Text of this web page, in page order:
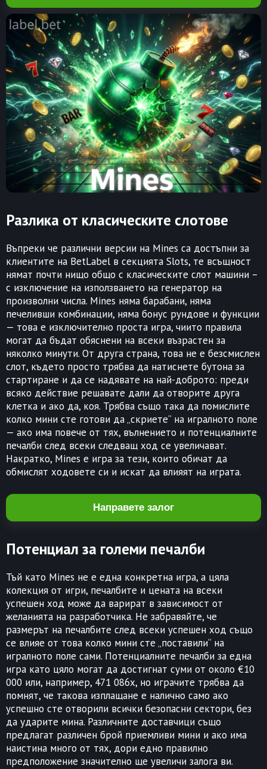
Разлика от класическите слотове
Въпреки че различни версии на Mines са достъпни за
клиентите на BetLabel в секцията Slots, те всъщност
нямат почти нищо общо с класическите слот машини –
с изключение на използването на генератор на
произволни числа. Mines няма барабани, няма
печеливши комбинации, няма бонус рундове и функции
— това е изключително проста игра, чиито правила
могат да бъдат обяснени на всеки възрастен за
няколко минути. От друга страна, това не е безсмислен
слот, където просто трябва да натиснете бутона за
стартиране и да се надявате на най-доброто: преди
всяко действие решавате дали да отворите друга
клетка и ако да, коя. Трябва също така да помислите
колко мини сте готови да „скриете“ на игралното поле
— ако има повече от тях, вълнението и потенциалните
печалби след всеки следващ ход се увеличават.
Накратко, Mines е игра за тези, които обичат да
обмислят ходовете си и искат да влияят на играта.
Направете залог
Потенциал за големи печалби
Тъй като Mines не е една конкретна игра, а цяла
колекция от игри, печалбите и цената на всеки
успешен ход може да варират в зависимост от
желанията на разработчика. Не забравяйте, че
размерът на печалбите след всеки успешен ход също
се влияе от това колко мини сте „поставили“ на
игралното поле сами. Потенциалните печалби за една
игра като цяло могат да достигнат суми от около €10
000 или, например, 471 086x, но играчите трябва да
помнят, че такова изплащане е налично само ако
успешно сте отворили всички безопасни сектори, без
да ударите мина. Различните доставчици също
предлагат различен брой приемливи мини и ако има
наистина много от тях, дори едно правилно
предположение значително ще увеличи залога ви.